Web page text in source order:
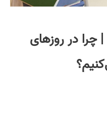
چرا در روزهای